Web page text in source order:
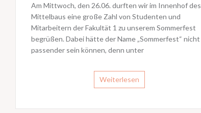
Am Mittwoch, den 26.06. durften wir im Innenhof des
Mittelbaus eine große Zahl von Studenten und
Mitarbeitern der Fakultät 1 zu unserem Sommerfest
begrüßen. Dabei hätte der Name „Sommerfest“ nicht
passender sein können, denn unter
Weiterlesen